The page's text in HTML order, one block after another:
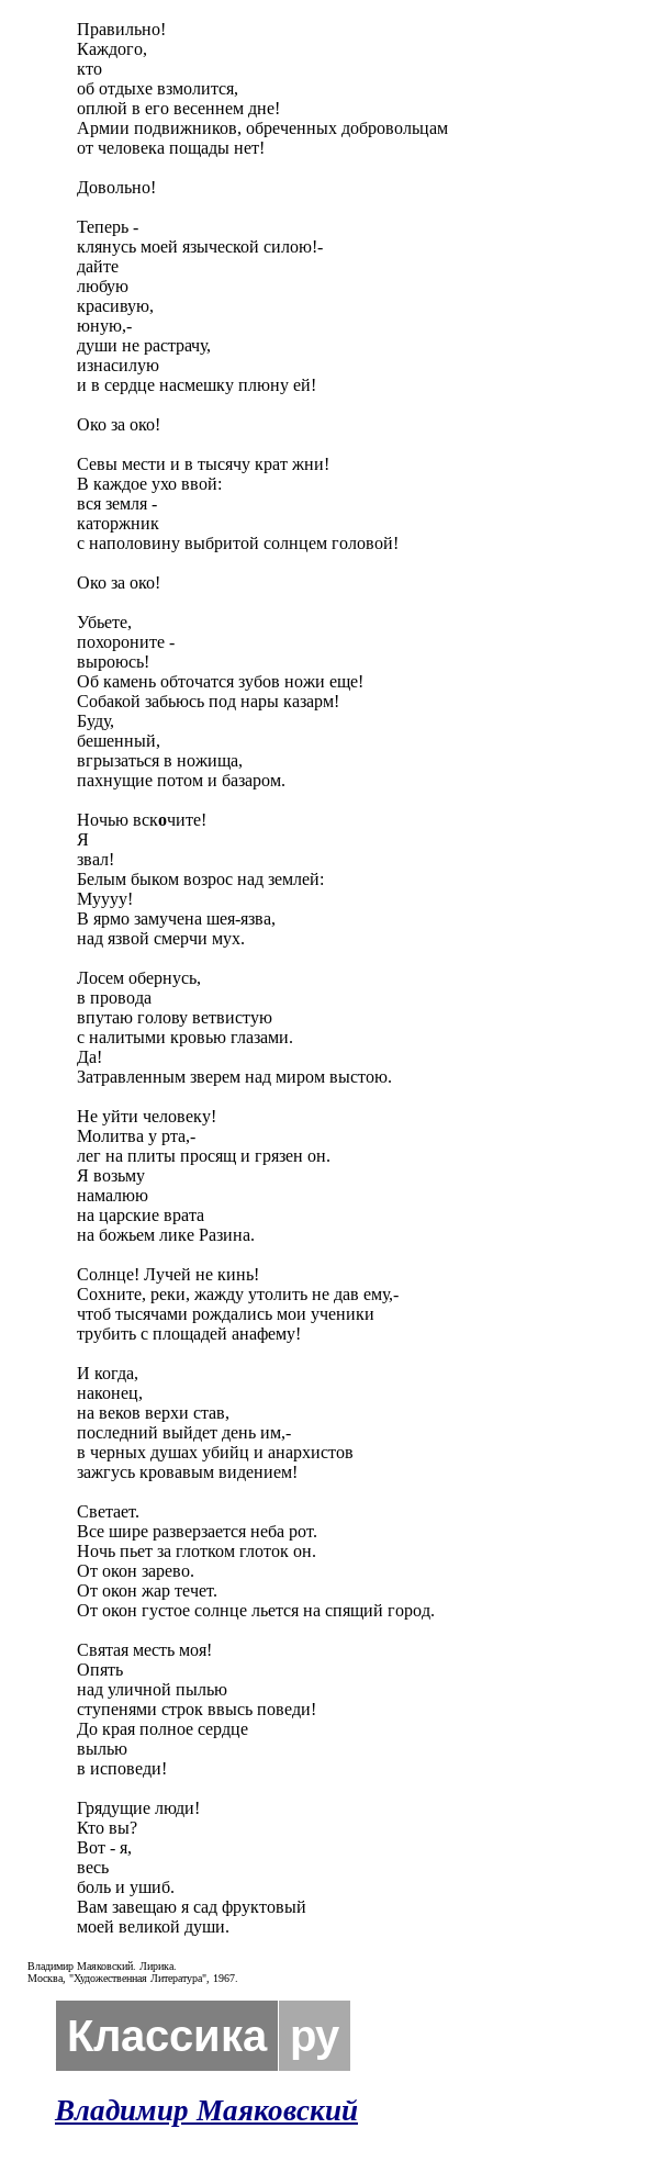
Правильно!
Каждого,
кто
об отдыхе взмолится,
оплюй в его весеннем дне!
Армии подвижников, обреченных добровольцам
от человека пощады нет!
Довольно!
Теперь -
клянусь моей языческой силою!-
дайте
любую
красивую,
юную,-
души не растрачу,
изнасилую
и в сердце насмешку плюну ей!
Око за око!
Севы мести и в тысячу крат жни!
В каждое ухо ввой:
вся земля -
каторжник
с наполовину выбритой солнцем головой!
Око за око!
Убьете,
похороните -
выроюсь!
Об камень обточатся зубов ножи еще!
Собакой забьюсь под нары казарм!
Буду,
бешенный,
вгрызаться в ножища,
пахнущие потом и базаром.
Ночью вскочите!
Я
звал!
Белым быком возрос над землей:
Муууу!
В ярмо замучена шея-язва,
над язвой смерчи мух.
Лосем обернусь,
в провода
впутаю голову ветвистую
с налитыми кровью глазами.
Да!
Затравленным зверем над миром выстою.
Не уйти человеку!
Молитва у рта,-
лег на плиты просящ и грязен он.
Я возьму
намалюю
на царские врата
на божьем лике Разина.
Солнце! Лучей не кинь!
Сохните, реки, жажду утолить не дав ему,-
чтоб тысячами рождались мои ученики
трубить с площадей анафему!
И когда,
наконец,
на веков верхи став,
последний выйдет день им,-
в черных душах убийц и анархистов
зажгусь кровавым видением!
Светает.
Все шире разверзается неба рот.
Ночь пьет за глотком глоток он.
От окон зарево.
От окон жар течет.
От окон густое солнце льется на спящий город.
Святая месть моя!
Опять
над уличной пылью
ступенями строк ввысь поведи!
До края полное сердце
вылью
в исповеди!
Грядущие люди!
Кто вы?
Вот - я,
весь
боль и ушиб.
Вам завещаю я сад фруктовый
моей великой души.
Владимир Маяковский. Лирика.
Москва, "Художественная Литература", 1967.
Классика ру
Владимир Маяковский